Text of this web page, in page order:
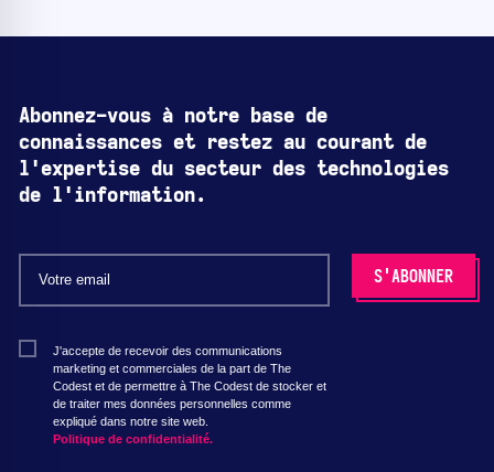
Abonnez-vous à notre base de
connaissances et restez au courant de
l'expertise du secteur des technologies
de l'information.
J'accepte de recevoir des communications
marketing et commerciales de la part de The
Codest et de permettre à The Codest de stocker et
de traiter mes données personnelles comme
expliqué dans notre site web.
Politique de confidentialité.